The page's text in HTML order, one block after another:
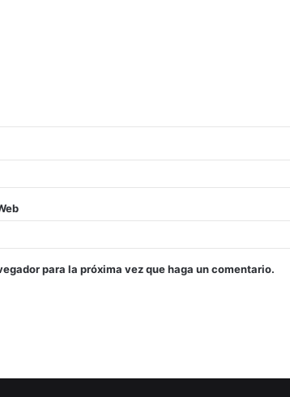
para la próxima vez que haga un comentario.